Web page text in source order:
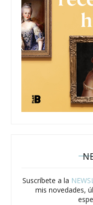
Suscríbete a la
mis novedades,